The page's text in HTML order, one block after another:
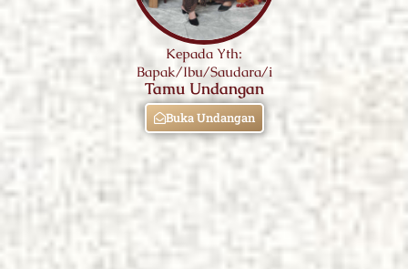
Kepada Yth:
Bapak/Ibu/Saudara/i
Tamu Undangan
Buka Undangan